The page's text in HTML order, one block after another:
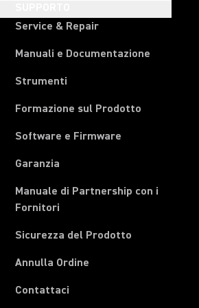
Service & Repair
Manuali e Documentazione
Strumenti
Formazione sul Prodotto
Software e Firmware
Garanzia
Manuale di Partnership con i
Fornitori
Sicurezza del Prodotto
Annulla Ordine
Contattaci